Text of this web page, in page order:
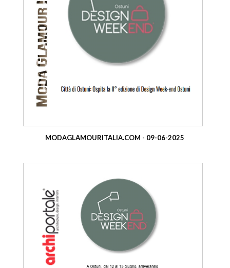
MODAGLAMOURITALIA.COM - 09-06-2025